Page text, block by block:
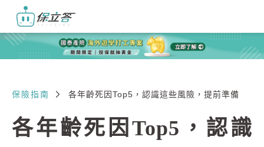
保險指南 各年齡死因Top5，認識這些風險，提前準備
各年齡死因Top5，認識